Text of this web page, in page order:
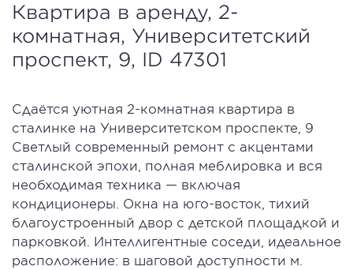
Квартира в аренду, 2-
комнатная, Университетский
проспект, 9, ID 47301
Сдаётся уютная 2-комнатная квартира в
сталинке на Университетском проспекте, 9
Светлый современный ремонт с акцентами
сталинской эпохи, полная меблировка и вся
необходимая техника — включая
кондиционеры. Окна на юго-восток, тихий
благоустроенный двор с детской площадкой и
парковкой. Интеллигентные соседи, идеальное
расположение: в шаговой доступности м.